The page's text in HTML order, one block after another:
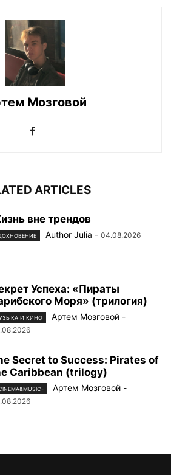
Мозговой
ARTICLES
вне трендов
Author Julia - 04.08.2026
Успеха: «Пираты
Моря» (трилогия)
И КИНО Артем Мозговой -
Secret to Success: Pirates of
Caribbean (trilogy)
Артем Мозговой -